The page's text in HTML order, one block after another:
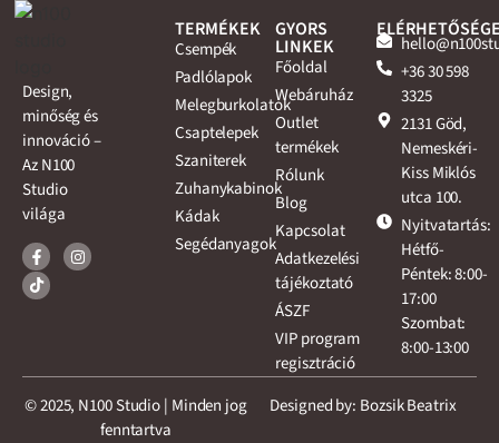
Design,
minőség és
innováció –
Az N100
Studio
világa
TERMÉKEK
Csempék
Padlólapok
Melegburkolatok
Csaptelepek
Szaniterek
Zuhanykabinok
Kádak
Segédanyagok
GYORS
LINKEK
Főoldal
Webáruház
Outlet
termékek
Rólunk
Blog
Kapcsolat
Adatkezelési
tájékoztató
ÁSZF
VIP program
regisztráció
+36 30 598
3325
2131 Göd,
Nemeskéri-
Kiss Miklós
utca 100.
Nyitvatartás:
Hétfő-
Péntek: 8:00-
17:00
Szombat:
8:00-13:00
© 2025, N100 Studio | Minden jog
fenntartva
Designed by: Bozsik Beatrix